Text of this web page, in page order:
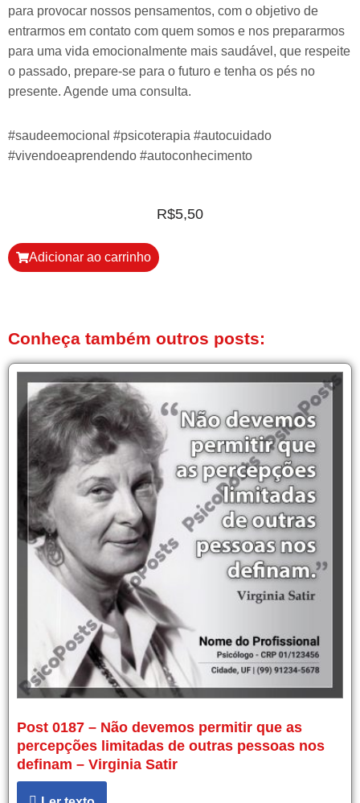
para provocar nossos pensamentos, com o objetivo de
entrarmos em contato com quem somos e nos prepararmos
para uma vida emocionalmente mais saudável, que respeite
o passado, prepare-se para o futuro e tenha os pés no
presente. Agende uma consulta.
#saudeemocional #psicoterapia #autocuidado
#vivendoeaprendendo #autoconhecimento
R$5,50
Adicionar ao carrinho
Conheça também outros posts:
Post 0187 – Não devemos permitir que as
percepções limitadas de outras pessoas nos
definam – Virginia Satir